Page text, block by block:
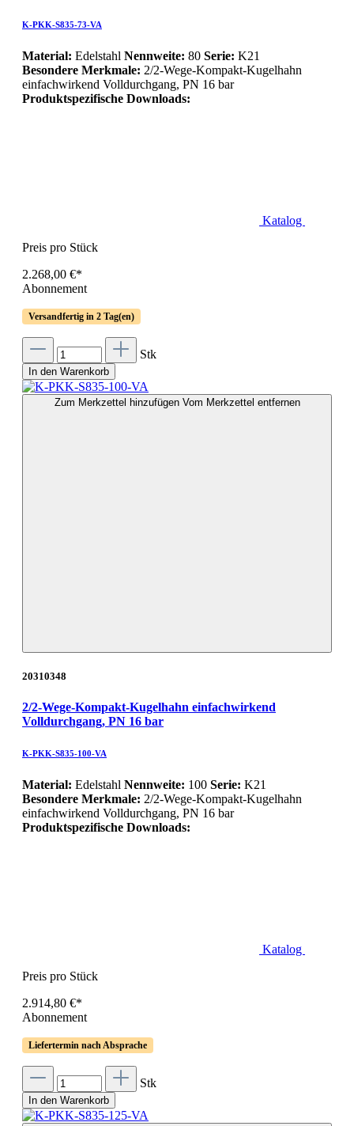
K-PKK-S835-73-VA
Material: Edelstahl Nennweite: 80 Serie: K21
Besondere Merkmale: 2/2-Wege-Kompakt-Kugelhahn
einfachwirkend Volldurchgang, PN 16 bar
Produktspezifische Downloads:
Katalog
Preis pro Stück
2.268,00 €*
Abonnement
Versandfertig in 2 Tag(en)
Stk
In den Warenkorb
Zum Merkzettel hinzufügen Vom Merkzettel entfernen
20310348
2/2-Wege-Kompakt-Kugelhahn einfachwirkend
Volldurchgang, PN 16 bar
K-PKK-S835-100-VA
Material: Edelstahl Nennweite: 100 Serie: K21
Besondere Merkmale: 2/2-Wege-Kompakt-Kugelhahn
einfachwirkend Volldurchgang, PN 16 bar
Produktspezifische Downloads:
Katalog
Preis pro Stück
2.914,80 €*
Abonnement
Liefertermin nach Absprache
Stk
In den Warenkorb